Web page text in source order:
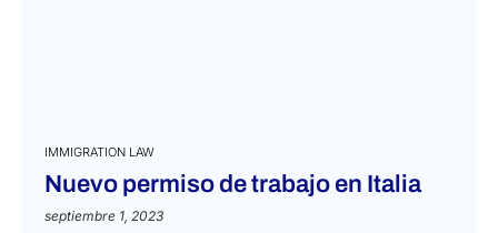
IMMIGRATION LAW
Nuevo permiso de trabajo en Italia
septiembre 1, 2023